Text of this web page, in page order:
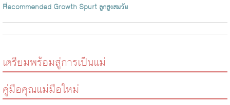
Recommended Growth Spurt ลูกสูงสมวัย
เตรียมพร้อมสู่การเป็นแม่
คู่มือคุณแม่มือใหม่